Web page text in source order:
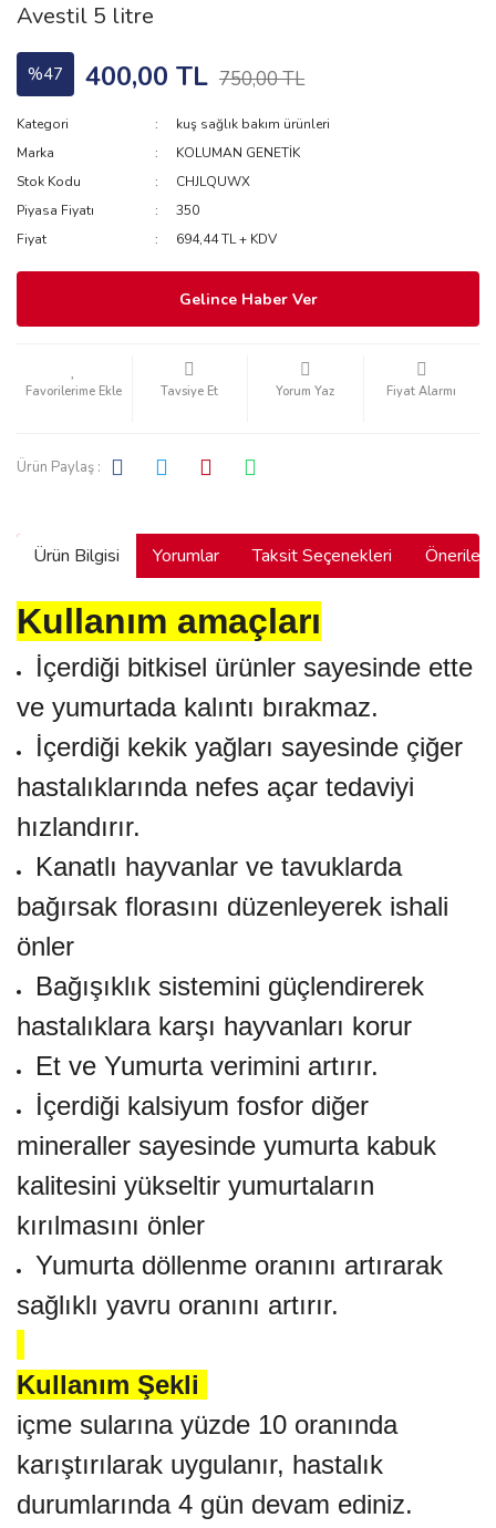
Avestil 5 litre
%47 400,00 TL 750,00 TL
Kategori
kuş sağlık bakım ürünleri
Marka
KOLUMAN GENETİK
Stok Kodu
CHJLQUWX
Piyasa Fiyatı
350
Fiyat
694,44 TL + KDV
Gelince Haber Ver
Tavsiye Et Yorum Yaz Fiyat Alarmı
Ürün Paylaş :
Ürün Bilgisi Yorumlar Taksit Seçenekleri
Kullanım amaçları
İçerdiği bitkisel ürünler sayesinde ette
ve yumurtada kalıntı bırakmaz.
İçerdiği kekik yağları sayesinde çiğer
hastalıklarında nefes açar tedaviyi
hızlandırır.
Kanatlı hayvanlar ve tavuklarda
bağırsak florasını düzenleyerek ishali
önler
Bağışıklık sistemini güçlendirerek
hastalıklara karşı hayvanları korur
Et ve Yumurta verimini artırır.
İçerdiği kalsiyum fosfor diğer
mineraller sayesinde yumurta kabuk
kalitesini yükseltir yumurtaların
kırılmasını önler
Yumurta döllenme oranını artırarak
sağlıklı yavru oranını artırır.
Kullanım Şekli
içme sularına yüzde 10 oranında
karıştırılarak uygulanır, hastalık
durumlarında 4 gün devam ediniz.